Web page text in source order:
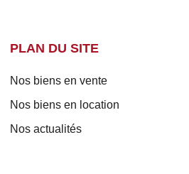
PLAN DU SITE
Nos biens en vente
Nos biens en location
Nos actualités